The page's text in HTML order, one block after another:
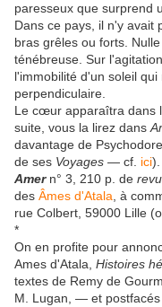
paresseux que surprend
Dans ce pays, il n'y avait
bras grêles ou forts.
ténébreuse. Sur
l'immobilité d'un soleil
perpendiculaire.
Le cœur apparaîtra dans
suite, vous la lirez dans
davantage de
de ses Voyages — cf. ici).
Amern° 3, 210 p. de
des Âmes d'Atala , à
rue Colbert, 59000 Lille
*
On en profite pour
Ames d'Atala, Histoires
textes de Remy de
M. Lugan, — et